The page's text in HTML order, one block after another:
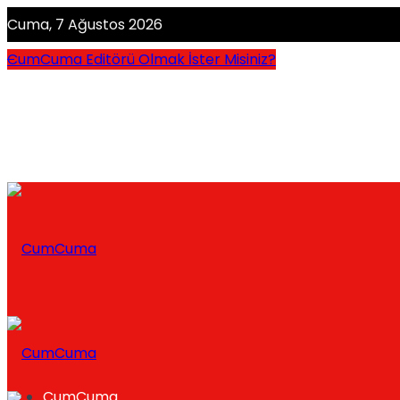
Cuma, 7 Ağustos 2026
CumCuma Editörü Olmak İster Misiniz?